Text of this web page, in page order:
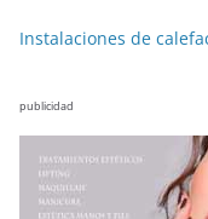
Instalaciones de
publicidad